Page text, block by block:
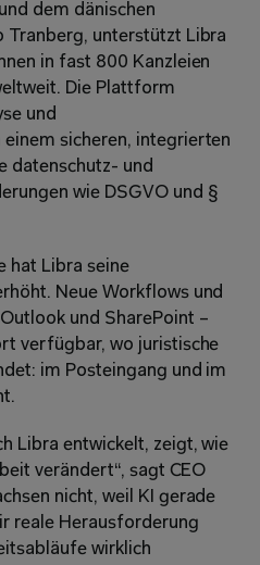
dem dänischen
Tranberg, unterstützt Libra
in fast 800 Kanzleien
Die Plattform
und
sicheren, integrierten
datenschutz- und
wie DSGVO und §
hat Libra seine
Neue Workflows und
und SharePoint –
verfügbar, wo juristische
im Posteingang und im
Libra entwickelt, zeigt, wie
verändert“, sagt CEO
nicht, weil KI gerade
reale Herausforderung
wirklich